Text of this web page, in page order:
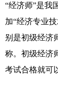
“经济师”是我
加“经济专业
别是初级经济
称。初级经济
考试合格就可